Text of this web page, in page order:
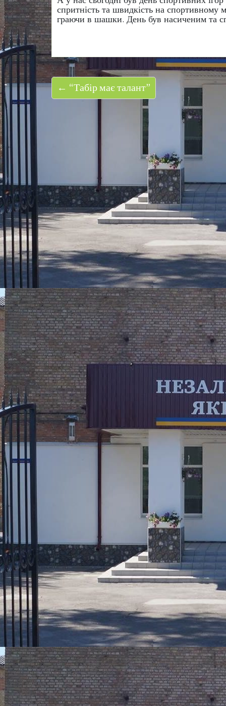
спритність та швидкість на спортивному
граючи в шашки. День був насиченим та
← “Табір має талант”